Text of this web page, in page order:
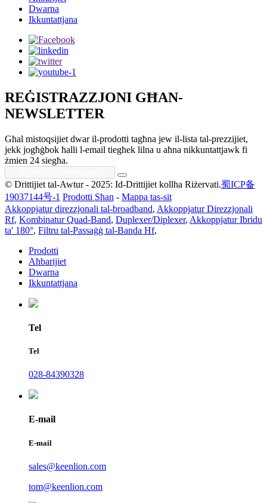
Dwarna
Ikkuntattjana
REĠISTRAZZJONI GĦAN-
NEWSLETTER
Għal mistoqsijiet dwar il-prodotti tagħna jew il-lista tal-prezzijiet,
jekk jogħġbok ħalli l-email tiegħek lilna u aħna nikkuntattjawk fi
żmien 24 siegħa.
© Drittijiet tal-Awtur - 2025: Id-Drittijiet kollha Riżervati.蜀ICP备
19037144号-1 Prodotti Sħan - Mappa tas-sit
Akkoppjatur direzzjonali tal-broadband, Akkoppjatur Direzzjonali
Rf, Kombinatur Quad-Band, Duplexer/Diplexer, Akkoppjatur Ibridu
ta' 180°, Filtru tal-Passaġġ tal-Banda Hf,
Prodotti
Aħbarijiet
Dwarna
Ikkuntattjana
Tel
Tel
028-84390328
E-mail
E-mail
sales@keenlion.com
tom@keenlion.com